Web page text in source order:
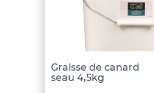
Graisse de canard
seau 4,5kg